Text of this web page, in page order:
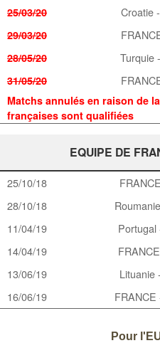
25/03/20
Croatie
29/03/20
28/05/20 Turquie
31/05/20
Matchs annulés en raison de
françaises sont qualifiées
EQUIPE DE
25/10/18
28/10/18
11/04/19 Portugal
14/04/19
13/06/19
Lituanie
16/06/19 FRANCE
Pour